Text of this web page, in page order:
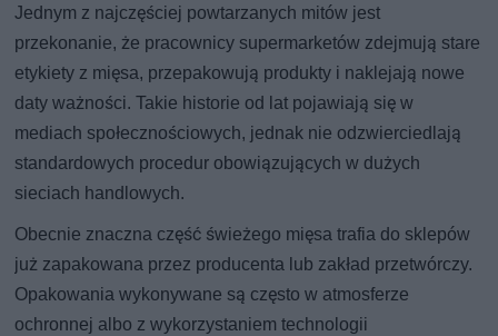
Jednym z najczęściej powtarzanych mitów jest
przekonanie, że pracownicy supermarketów zdejmują stare
etykiety z mięsa, przepakowują produkty i naklejają nowe
daty ważności. Takie historie od lat pojawiają się w
mediach społecznościowych, jednak nie odzwierciedlają
standardowych procedur obowiązujących w dużych
sieciach handlowych.
Obecnie znaczna część świeżego mięsa trafia do sklepów
już zapakowana przez producenta lub zakład przetwórczy.
Opakowania wykonywane są często w atmosferze
ochronnej albo z wykorzystaniem technologii